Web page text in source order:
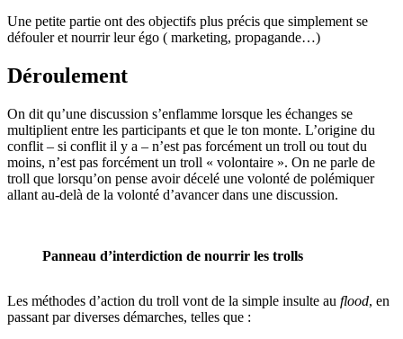
Une petite partie ont des objectifs plus précis que simplement se
défouler et nourrir leur égo ( marketing, propagande…)
Déroulement
On dit qu’une discussion s’enflamme lorsque les échanges se
multiplient entre les participants et que le ton monte. L’origine du
conflit – si conflit il y a – n’est pas forcément un troll ou tout du
moins, n’est pas forcément un troll « volontaire ». On ne parle de
troll que lorsqu’on pense avoir décelé une volonté de polémiquer
allant au-delà de la volonté d’avancer dans une discussion.
Panneau d’interdiction de nourrir les trolls
Les méthodes d’action du troll vont de la simple insulte au flood, en
passant par diverses démarches, telles que :